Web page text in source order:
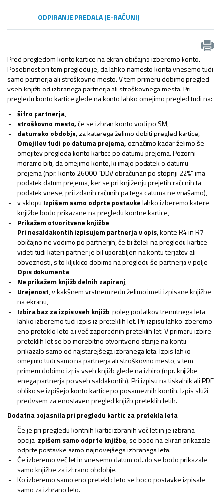
ODPIRANJE PREDALA (E-RAČUNI)
Pred pregledom konto kartice na ekran običajno izberemo konto.
Posebnost pri tem pregledu je, da lahko namesto konta vnesemo tudi
samo partnerja ali stroškovno mesto. V tem primeru dobimo pregled
vseh knjižb od izbranega partnerja ali stroškovnega mesta. Pri
pregledu konto kartice glede na konto lahko omejimo pregled tudi na:
šifro partnerja,
stroškovno mesto,če se izbran konto vodi po SM,
datumsko obdobje, za katerega želimo dobiti pregled kartice,
Omejitev tudi po datuma prejema,označimo kadar želimo še
omejitev pregleda konto kartice po datumu prejema. Pozorni
moramo biti, da omejimo konte, ki imajo podatek o datumu
prejema (npr. konto 26000 “DDV obračunan po stopnji 22%” ima
podatek datum prejema, ker se pri knjiženju prejetih računih ta
podatek vnese, pri izdanih računih pa tega datuma ne vnašamo),
v sklopu Izpišem samo odprte postavkelahko izberemo katere
knjižbe bodo prikazane na pregledu kontne kartice,
Prikažem otvoritvene knjižbe
Pri nesaldakontih izpisujem partnerja v opis, konte R4 in R7
običajno ne vodimo po partnerjih, če bi želeli na pregledu kartice
videti tudi kateri partner je bil uporabljen na kontu terjatev ali
obveznosti, s to kljukico dobimo na pregledu še partnerja v polje
Opis dokumenta
Ne prikažem knjižb delnih zapiranj,
Urejenost, v kakšnem vrstnem redu želimo imeti izpisane knjižbe
na ekranu,
Izbira baz za izpis vseh knjižb, poleg podatkov trenutnega leta
lahko izberemo tudi izpis iz preteklih let. Pri izpisu lahko izberemo
eno preteklo leto ali več zaporednih preteklih let. V primeru izbire
preteklih let se bo morebitno otvoritveno stanje na kontu
prikazalo samo od najstarejšega izbranega leta. Izpis lahko
omejimo tudi samo na partnerja ali stroškovno mesto, v tem
primeru dobimo izpis vseh knjižb glede na izbiro (npr. knjižbe
enega partnerja po vseh saldakontih). Pri izpisu na tiskalnik ali PDF
obliko se izpišejo konto kartice po posameznih kontih. Izpis služi
predvsem za enostaven pregled knjižb preteklih letih.
Dodatna pojasnila pri pregledu kartic za pretekla leta
Če je pri pregledu kontnih kartic izbranih več let in je izbrana
opcijaIzpišem samo odprte knjižbe, se bodo na ekran prikazale
odprte postavke samo najnovejšega izbranega leta.
Če izberemo več let in vnesemo datum od..do se bodo prikazale
samo knjižbe za izbrano obdobje.
Ko izberemo samo eno preteklo leto se bodo postavke izpisale
samo za izbrano leto.